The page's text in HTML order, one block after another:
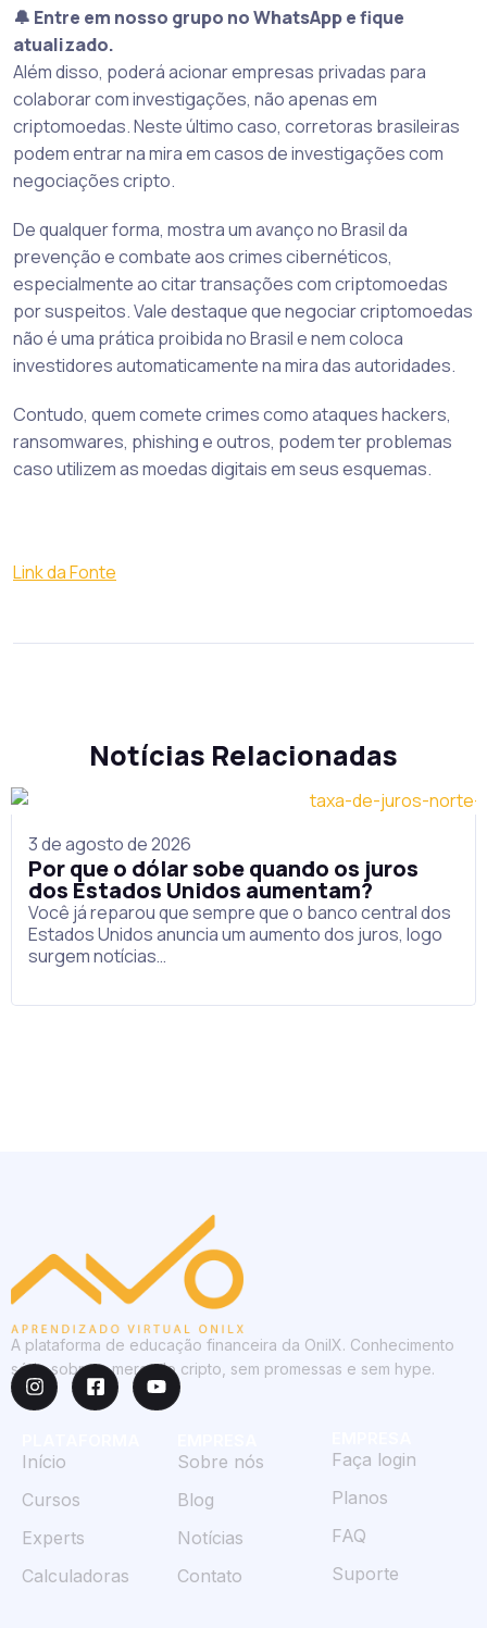
🔔 Entre em nosso grupo no WhatsApp e fique
atualizado.
Além disso, poderá acionar empresas privadas para
colaborar com investigações, não apenas em
criptomoedas. Neste último caso, corretoras brasileiras
podem entrar na mira em casos de investigações com
negociações cripto.
De qualquer forma, mostra um avanço no Brasil da
prevenção e combate aos crimes cibernéticos,
especialmente ao citar transações com criptomoedas
por suspeitos. Vale destaque que negociar criptomoedas
não é uma prática proibida no Brasil e nem coloca
investidores automaticamente na mira das autoridades.
Contudo, quem comete crimes como ataques hackers,
ransomwares, phishing e outros, podem ter problemas
caso utilizem as moedas digitais em seus esquemas.
Link da Fonte
Notícias Relacionadas
3 de agosto de 2026
Por que o dólar sobe quando os juros
dos Estados Unidos aumentam?
Você já reparou que sempre que o banco central dos
Estados Unidos anuncia um aumento dos juros, logo
surgem notícias…
A plataforma de educação financeira da OnilX. Conhecimento
sério sobre o mercado cripto, sem promessas e sem hype.
Início
Cursos
Experts
Calculadoras
Sobre nós
Blog
Notícias
Contato
Faça login
Planos
FAQ
Suporte